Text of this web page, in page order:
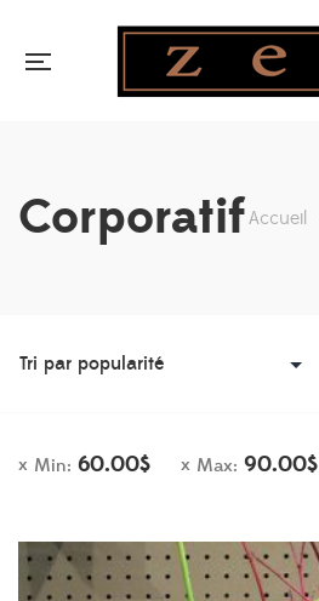
CorporatifAccueil
Min: 60.00$ Max: 90.00$